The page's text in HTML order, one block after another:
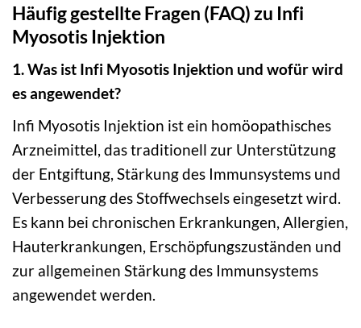
Häufig gestellte Fragen (FAQ) zu Infi
Myosotis Injektion
1. Was ist Infi Myosotis Injektion und wofür wird
es angewendet?
Infi Myosotis Injektion ist ein homöopathisches
Arzneimittel, das traditionell zur Unterstützung
der Entgiftung, Stärkung des Immunsystems und
Verbesserung des Stoffwechsels eingesetzt wird.
Es kann bei chronischen Erkrankungen, Allergien,
Hauterkrankungen, Erschöpfungszuständen und
zur allgemeinen Stärkung des Immunsystems
angewendet werden.